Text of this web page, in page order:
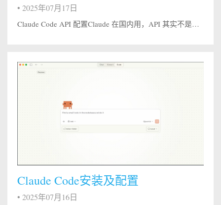
• 2025年07月17日
Claude Code API 配置Claude 在国内用，API 其实不是很友好，除了 Claude 官方的模型，我能用其他 AI 模型吗？ 本章节会详细教你如何配置多个国内主流 AI 模型的 API，让 Claude Code 支持： 厂商/品牌 简介 API 申请入口（点击即达） DeepSeek（国产高性价比） 官方模型：deepseek-chat / deepseek-...
Claude Code安装及配置
• 2025年07月16日